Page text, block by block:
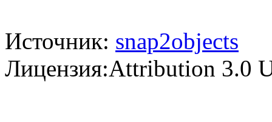
Источник: snap2objects
Лицензия:Attribution 3.0